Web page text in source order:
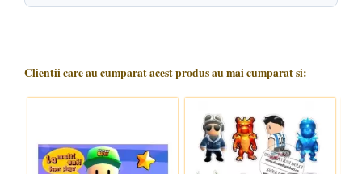
Clientii care au cumparat acest produs au mai cumparat si: